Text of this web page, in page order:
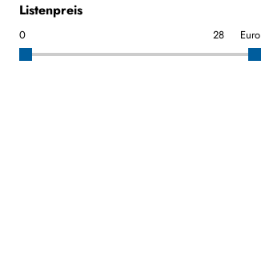
Listenpreis
Euro